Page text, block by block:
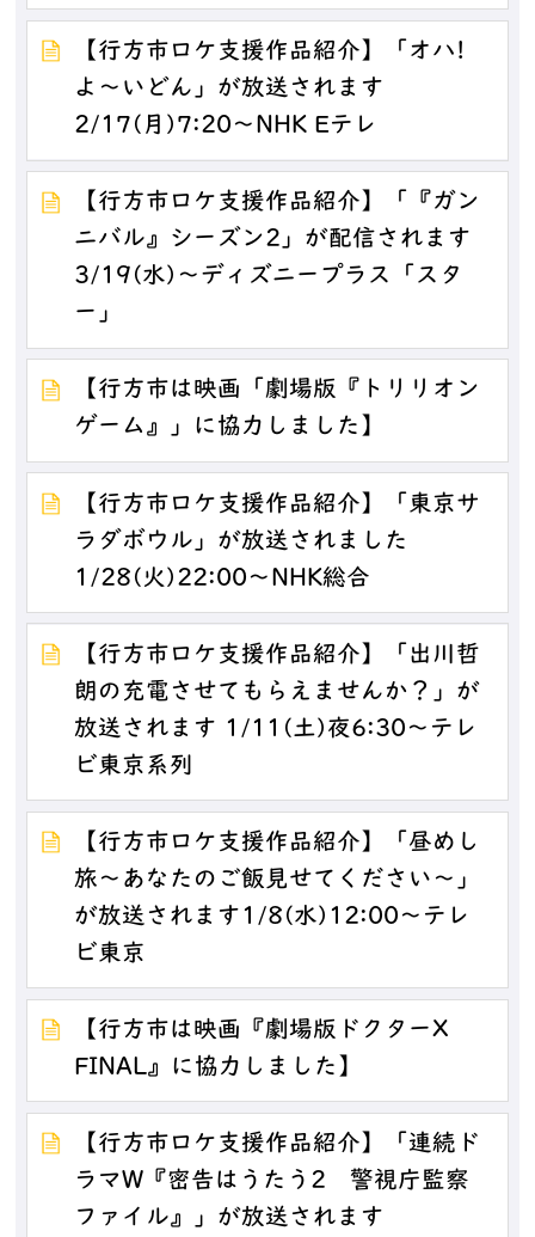
【行方市ロケ支援作品紹介】「オハ!
よ～いどん」が放送されます
2/17(月)7:20～NHK Eテレ
【行方市ロケ支援作品紹介】「『ガン
ニバル』シーズン2」が配信されます
3/19(水)～ディズニープラス「スタ
ー」
【行方市は映画「劇場版『トリリオン
ゲーム』」に協力しました】
【行方市ロケ支援作品紹介】「東京サ
ラダボウル」が放送されました
1/28(火)22:00～NHK総合
【行方市ロケ支援作品紹介】「出川哲
朗の充電させてもらえませんか？」が
放送されます 1/11(土)夜6:30～テレ
ビ東京系列
【行方市ロケ支援作品紹介】「昼めし
旅～あなたのご飯見せてください～」
が放送されます1/8(水)12:00～テレ
ビ東京
【行方市は映画『劇場版ドクターX
FINAL』に協力しました】
【行方市ロケ支援作品紹介】「連続ド
ラマW『密告はうたう2 警視庁監察
ファイル』」が放送されます